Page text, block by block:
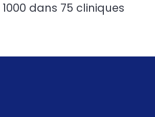
1000 dans 75 cliniques